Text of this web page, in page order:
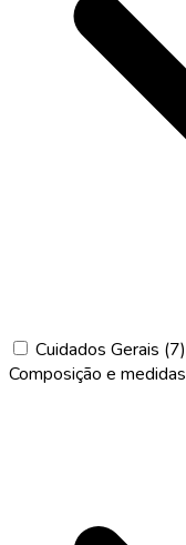
Cuidados Gerais (7)
Composição e medidas